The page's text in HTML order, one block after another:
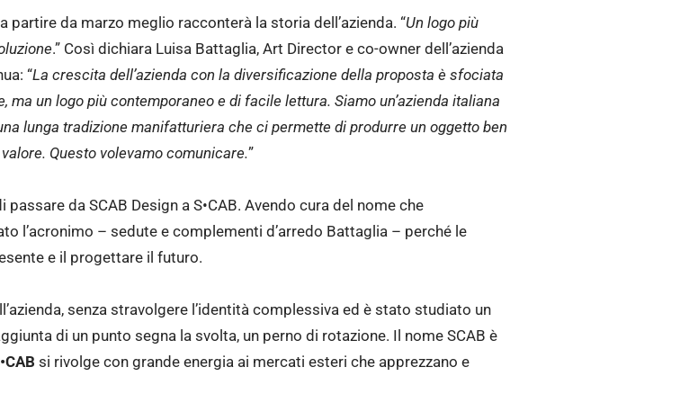
partire da marzo meglio racconterà la storia dell’azienda. “Un logo più
.” Così dichiara Luisa Battaglia, Art Director e co-owner dell’azienda
“La crescita dell’azienda con la diversificazione della proposta è sfociata
un logo più contemporaneo e di facile lettura. Siamo un’azienda italiana
lunga tradizione manifatturiera che ci permette di produrre un oggetto ben
Questo volevamo comunicare.”
da SCAB Design a S•CAB. Avendo cura del nome che
l’acronimo – sedute e complementi d’arredo Battaglia – perché le
e il progettare il futuro.
senza stravolgere l’identità complessiva ed è stato studiato un
di un punto segna la svolta, un perno di rotazione. Il nome SCAB è
si rivolge con grande energia ai mercati esteri che apprezzano e